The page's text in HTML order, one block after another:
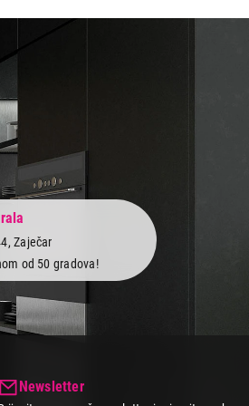
Zaječar
od 50 gradova!
Newsletter